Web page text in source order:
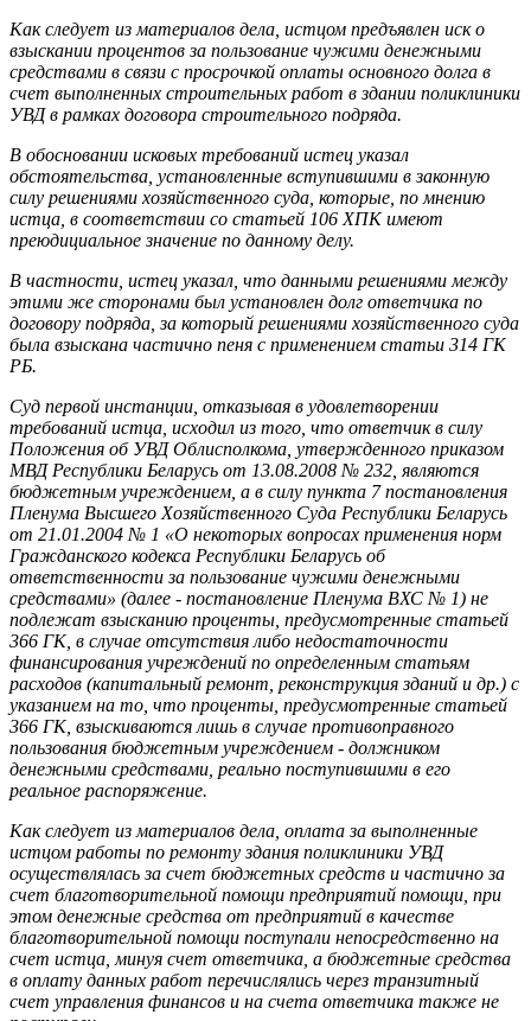
Как следует из материалов дела, истцом предъявлен иск о
взыскании процентов за пользование чужими денежными
средствами в связи с просрочкой оплаты основного долга в
счет выполненных строительных работ в здании поликлиники
УВД в рамках договора строительного подряда.
В обосновании исковых требований истец указал
обстоятельства, установленные вступившими в законную
силу решениями хозяйственного суда, которые, по мнению
истца, в соответствии со статьей 106 ХПК имеют
преюдициальное значение по данному делу.
В частности, истец указал, что данными решениями между
этими же сторонами был установлен долг ответчика по
договору подряда, за который решениями хозяйственного суда
была взыскана частично пеня с применением статьи 314 ГК
РБ.
Суд первой инстанции, отказывая в удовлетворении
требований истца, исходил из того, что ответчик в силу
Положения об УВД Облисполкома, утвержденного приказом
МВД Республики Беларусь от 13.08.2008 № 232, являются
бюджетным учреждением, а в силу пункта 7 постановления
Пленума Высшего Хозяйственного Суда Республики Беларусь
от 21.01.2004 № 1 «О некоторых вопросах применения норм
Гражданского кодекса Республики Беларусь об
ответственности за пользование чужими денежными
средствами» (далее - постановление Пленума ВХС № 1) не
подлежат взысканию проценты, предусмотренные статьей
366 ГК, в случае отсутствия либо недостаточности
финансирования учреждений по определенным статьям
расходов (капитальный ремонт, реконструкция зданий и др.) с
указанием на то, что проценты, предусмотренные статьей
366 ГК, взыскиваются лишь в случае противоправного
пользования бюджетным учреждением - должником
денежными средствами, реально поступившими в его
реальное распоряжение.
Как следует из материалов дела, оплата за выполненные
истцом работы по ремонту здания поликлиники УВД
осуществлялась за счет бюджетных средств и частично за
счет благотворительной помощи предприятий помощи, при
этом денежные средства от предприятий в качестве
благотворительной помощи поступали непосредственно на
счет истца, минуя счет ответчика, а бюджетные средства
в оплату данных работ перечислялись через транзитный
счет управления финансов и на счета ответчика также не